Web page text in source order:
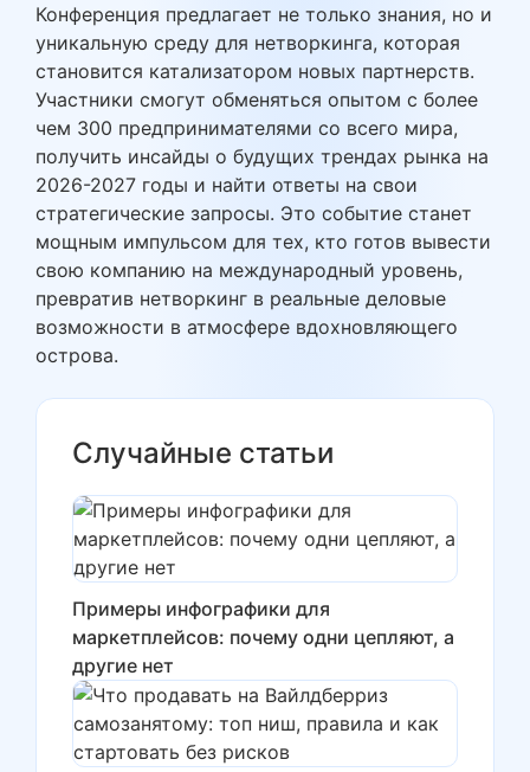
Конференция предлагает не только знания, но и
уникальную среду для нетворкинга, которая
становится катализатором новых партнерств.
Участники смогут обменяться опытом с более
чем 300 предпринимателями со всего мира,
получить инсайды о будущих трендах рынка на
2026-2027 годы и найти ответы на свои
стратегические запросы. Это событие станет
мощным импульсом для тех, кто готов вывести
свою компанию на международный уровень,
превратив нетворкинг в реальные деловые
возможности в атмосфере вдохновляющего
острова.
Случайные статьи
Примеры инфографики для
маркетплейсов: почему одни цепляют, а
другие нет